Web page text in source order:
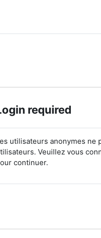
required
utilisateurs anonymes ne
Veuillez vous
continuer.